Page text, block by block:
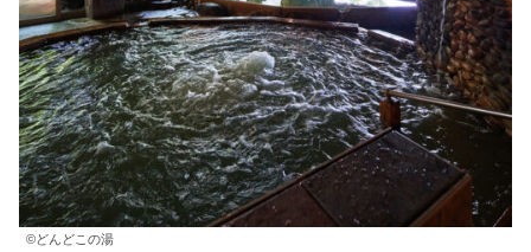
©どんどこの湯